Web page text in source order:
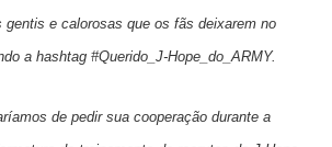
gentis e calorosas que os fãs deixarem no
a hashtag #Querido_J-Hope_do_ARMY.
de pedir sua cooperação durante a